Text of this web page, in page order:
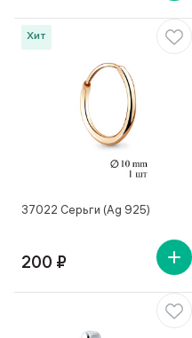
Хит
37022 Серьги (Ag 925)
200 ₽